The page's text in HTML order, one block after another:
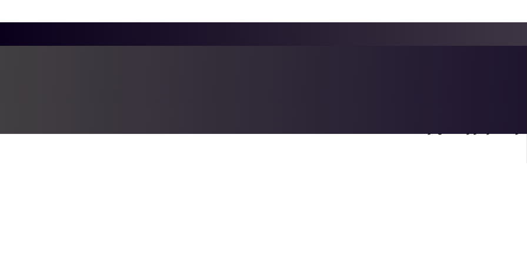
یکی از کاربردهای این لوله ها